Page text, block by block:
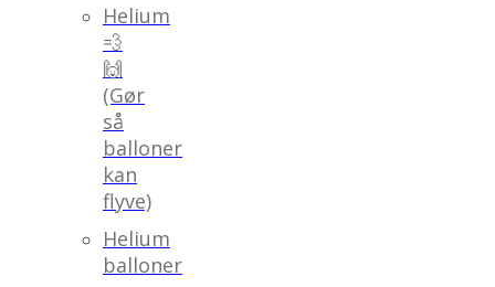
Helium
💨
🙌
(Gør
så
balloner
kan
flyve)
Helium
balloner